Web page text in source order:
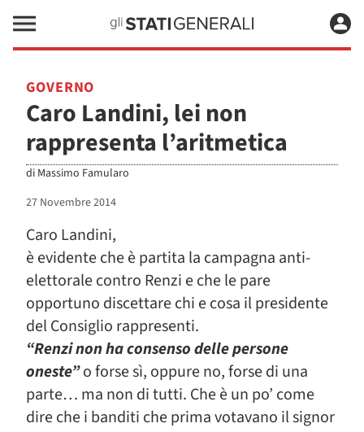
GOVERNO
Caro Landini, lei non
rappresenta l’aritmetica
di Massimo Famularo
27 Novembre 2014
Caro Landini,
è evidente che è partita la campagna anti-
elettorale contro Renzi e che le pare
opportuno discettare chi e cosa il presidente
del Consiglio rappresenti.
“Renzi non ha consenso delle persone
oneste”o forse sì, oppure no, forse di una
parte… ma non di tutti. Che è un po’ come
dire che i banditi che prima votavano il signor